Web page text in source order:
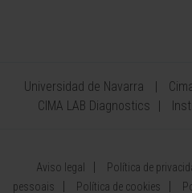
Universidad de Navarra
CIMA LAB Diagnostics
Aviso legal Política de
pessoais
Política de cookies